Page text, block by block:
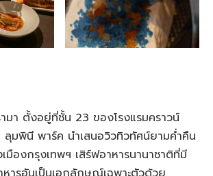
มา ตั้งอยู่ที่ชั้น 23 ของโรงแรมคราวน์
ลุมพินี พาร์ค นำเสนอวิวทิวทัศน์ยามค่ำคืน
มืองกรุงเทพฯ เสิร์ฟอาหารนานาชาติที่มี